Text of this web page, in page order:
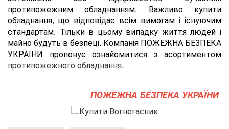
протипожежним обладнанням. Важливо купити
обладнання, що відповідає всім вимогам і існуючим
стандартам. Тільки в цьому випадку життя людей і
майно будуть в безпеці. Компанія ПОЖЕЖНА БЕЗПЕКА
УКРАЇНИ пропонує ознайомитися з асортиментом
протипожежного обладнання.
ПОЖЕЖНА БЕЗПЕКА УКРАЇНИ